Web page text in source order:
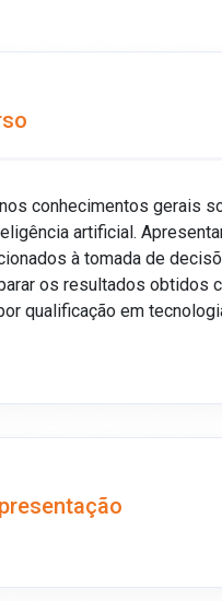
conhecimentos gerais
artificial.
à tomada de
os resultados
qualificação em